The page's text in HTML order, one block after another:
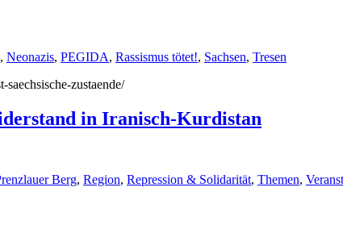
, Neonazis, PEGIDA, Rassismus tötet!, Sachsen, Tresen
zustaende/
in Iranisch-Kurdistan
Berg, Region, Repression & Solidarität, Themen,